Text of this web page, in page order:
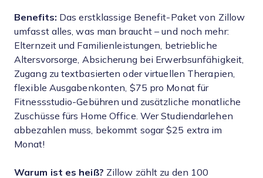
Benefits: Das erstklassige Benefit-Paket von Zillow
umfasst alles, was man braucht – und noch mehr:
Elternzeit und Familienleistungen, betriebliche
Altersvorsorge, Absicherung bei Erwerbsunfähigkeit,
Zugang zu textbasierten oder virtuellen Therapien,
flexible Ausgabenkonten, $75 pro Monat für
Fitnessstudio-Gebühren und zusätzliche monatliche
Zuschüsse fürs Home Office. Wer Studiendarlehen
abbezahlen muss, bekommt sogar $25 extra im
Monat!
Warum ist es heiß? Zillow zählt zu den 100